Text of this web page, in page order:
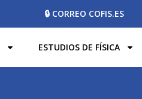
🔒 CORREO COFIS.ES
ESTUDIOS DE FÍSICA